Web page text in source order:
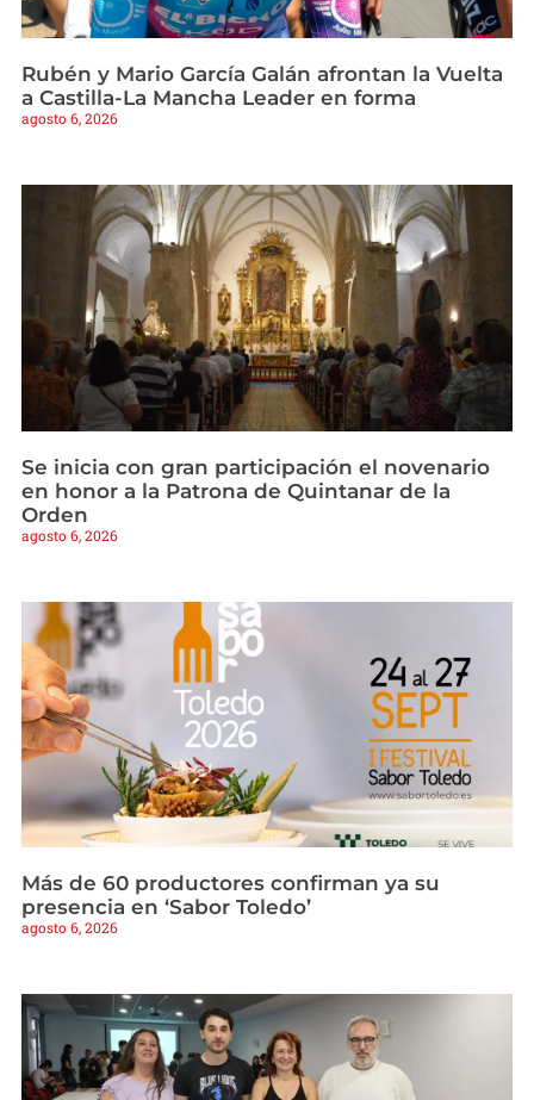
Rubén y Mario García Galán afrontan la Vuelta
a Castilla-La Mancha Leader en forma
agosto 6, 2026
Se inicia con gran participación el novenario
en honor a la Patrona de Quintanar de la
Orden
agosto 6, 2026
Más de 60 productores confirman ya su
presencia en ‘Sabor Toledo’
agosto 6, 2026